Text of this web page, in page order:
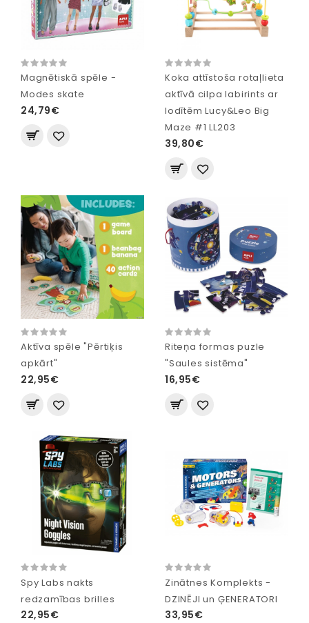
Magnētiskā spēle -
Modes skate
24,79€
Koka attīstoša rotaļlieta
aktīvā cilpa labirints ar
lodītēm Lucy&Leo Big
Maze #1 LL203
39,80€
Aktīva spēle "Pērtiķis
apkārt"
22,95€
Riteņa formas puzle
"Saules sistēma"
16,95€
Spy Labs nakts
redzamības brilles
22,95€
Zinātnes Komplekts -
DZINĒJI un ĢENERATORI
33,95€